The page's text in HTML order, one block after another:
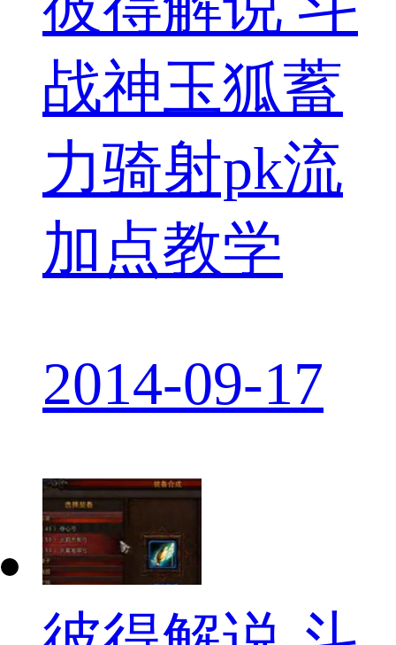
战神玉狐蓄
力骑射pk流
加点教学
2014-09-17